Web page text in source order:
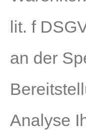
lit. f
an der
Analyse